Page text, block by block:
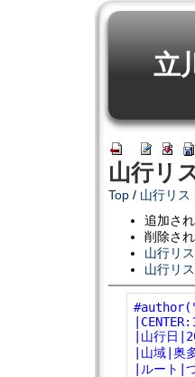
立
山行リ
Top / 山行リス
追加さ
削除さ
山行リ
山行リ
|山行日
|山域|奥
|ルート|